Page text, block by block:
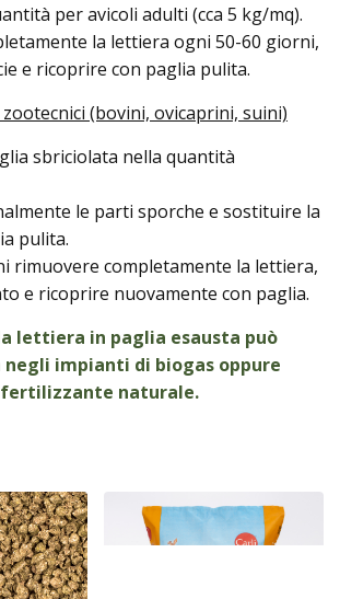
per avicoli adulti (cca 5 kg/mq).
la lettiera ogni 50-60 giorni,
e ricoprire con paglia pulita.
(bovini, ovicaprini, suini)
sbriciolata nella quantità
le parti sporche e sostituire la
pulita.
rimuovere completamente la lettiera,
e ricoprire nuovamente con paglia.
lettiera in paglia esausta può
negli impianti di biogas oppure
naturale.